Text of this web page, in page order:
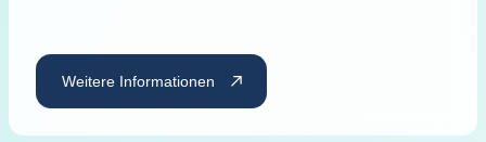
Weitere Informationen